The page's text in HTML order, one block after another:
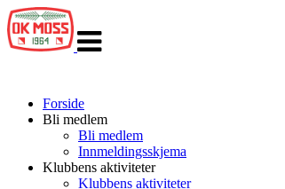
navigasjon
Forside
Bli medlem
Bli medlem
Innmeldingsskjema
Klubbens aktiviteter
Klubbens aktiviteter